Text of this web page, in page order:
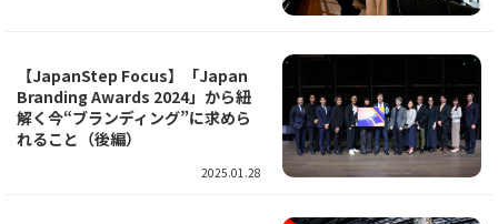
【JapanStep Focus】「Japan
Branding Awards 2024」から紐
解く今“ブランディング”に求めら
れること（後編）
2025.01.28